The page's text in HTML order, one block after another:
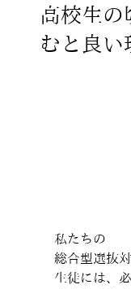
高校生の
むと良い
私たちの
総合型選抜
生徒には、